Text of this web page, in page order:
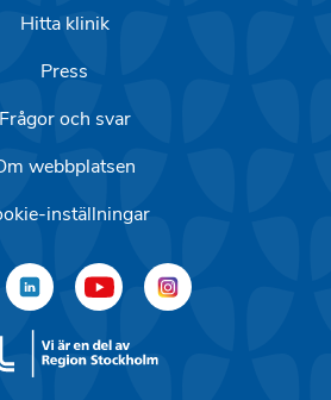
Hitta klinik
Press
Frågor och svar
webbplatsen
inställningar